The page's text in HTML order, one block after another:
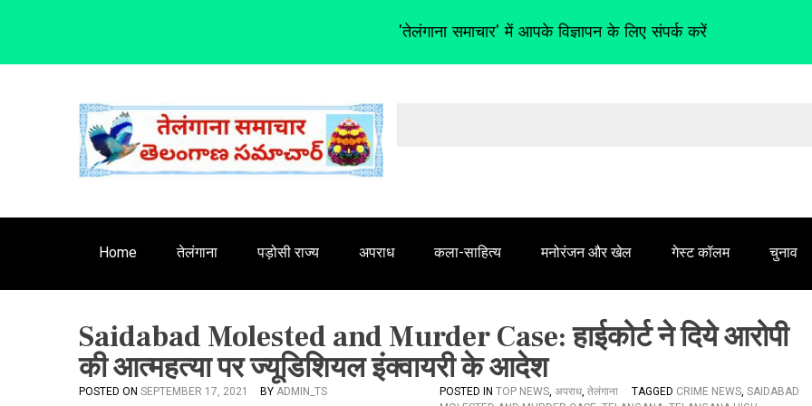
e
Home तेलंगाना पड़ोसी राज्य अपराध कला-साहित्य मनोरंजन और खेल गेस्ट कॉलम चुनाव
Saidabad Molested and Murder Case: हाईकोर्ट ने दिये आरोपी
की आत्महत्या पर ज्यूडिशियल इंक्वायरी के आदेश
POSTED ON SEPTEMBER 17, 2021 BY ADMIN_TS POSTED IN TOP NEWS, अपराध, तेलंगाना TAGGED CRIME NEWS, SAIDABAD
'तेलंगाना समाचार' में आपके विज्ञापन के लिए संपर्क करें